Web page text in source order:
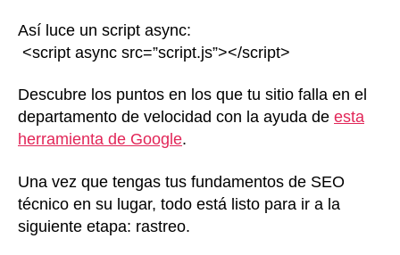
Así luce un script async:
<script async src=”script.js”></script>
Descubre los puntos en los que tu sitio falla en el
departamento de velocidad con la ayuda de esta
herramienta de Google.
Una vez que tengas tus fundamentos de SEO
técnico en su lugar, todo está listo para ir a la
siguiente etapa: rastreo.